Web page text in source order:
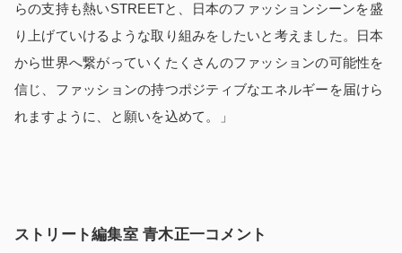
らの支持も熱いSTREETと、日本のファッションシーンを盛
り上げていけるような取り組みをしたいと考えました。日本
から世界へ繋がっていくたくさんのファッションの可能性を
信じ、ファッションの持つポジティブなエネルギーを届けら
れますように、と願いを込めて。」
ストリート編集室 青木正一コメント